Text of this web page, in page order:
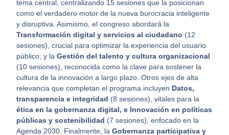
tema central, centralizando 15 sesiones que la posicionan
como el verdadero motor de la nueva burocracia inteligente
y disruptiva. Asimismo, el congreso abordará la
Transformación digital y servicios al ciudadano (12
sesiones), crucial para optimizar la experiencia del usuario
público; y laGestión del talento y cultura organizacional
(10 sesiones), reconocida como la clave para sostener la
cultura de la innovación a largo plazo. Otros ejes de alta
relevancia que completan el programa incluyen Datos,
transparencia e integridad (8 sesiones), vitales para la
ética en la gobernanza digital, e Innovación en políticas
públicas y sostenibilidad (7 sesiones), enfocado en la
Agenda 2030. Finalmente, la Gobernanza participativa y